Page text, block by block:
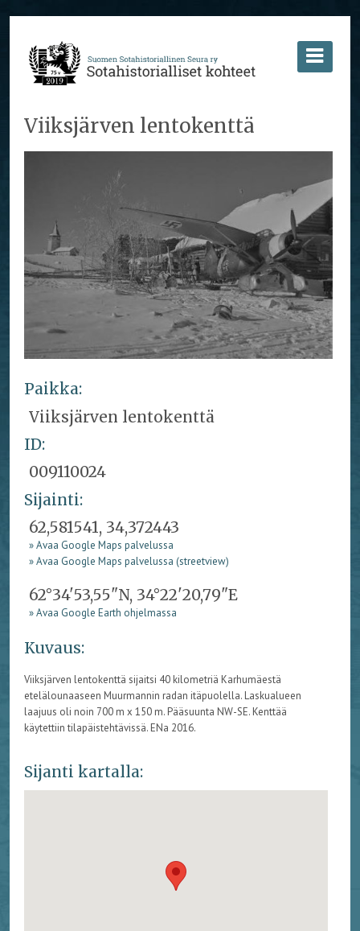
Viiksjärven lentokenttä
Paikka:
Viiksjärven lentokenttä
ID:
009110024
Sijainti:
62,581541, 34,372443
» Avaa Google Maps palvelussa
» Avaa Google Maps palvelussa (streetview)
62°34'53,55"N, 34°22'20,79"E
» Avaa Google Earth ohjelmassa
Kuvaus:
Viiksjärven lentokenttä sijaitsi 40 kilometriä Karhumäestä
etelälounaaseen Muurmannin radan itäpuolella. Laskualueen
laajuus oli noin 700 m x 150 m. Pääsuunta NW-SE. Kenttää
käytettiin tilapäistehtävissä. ENa 2016.
Sijanti kartalla: